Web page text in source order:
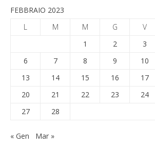
FEBBRAIO 2023
L
M M G V
1
2 3
6
7 8 9 10
13
14 15 16 17
20
21 22 23 24
27
28
« Gen Mar »